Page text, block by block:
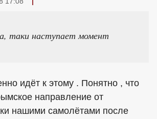
таки наступает момент
идёт к этому . Понятно , что
направление от
нашими самолётами после